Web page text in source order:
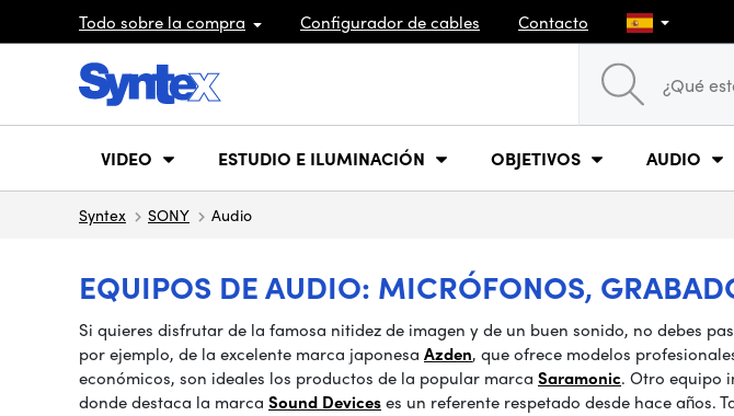
Todo sobre la compra Configurador de cables Contacto
VIDEO ESTUDIO E ILUMINACIÓN OBJETIVOS AUDIO
Syntex SONY Audio
EQUIPOS DE AUDIO: MICRÓFONOS,
Si quieres disfrutar de la famosa nitidez de imagen y de un buen sonido, no debes
por ejemplo, de la excelente marca japonesa Azden, que ofrece modelos
económicos, son ideales los productos de la popular marca Saramonic. Otro equipo
donde destaca la marca Sound Deviceses un referente respetado desde hace años.